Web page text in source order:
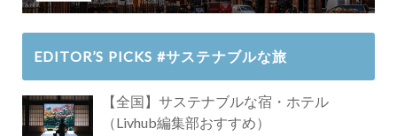
EDITOR’S PICKS #サステナブルな旅
【全国】サステナブルな宿・ホテル
（Livhub編集部おすすめ）